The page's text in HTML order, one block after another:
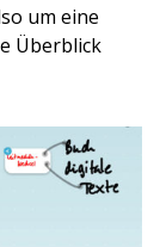
um eine
Überblick